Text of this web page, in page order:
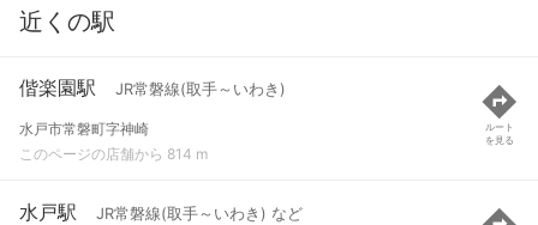
近くの駅
偕楽園駅 JR常磐線(取手～いわき)
水戸市常磐町字神崎
このページの店舗から 814 m
ルート
を見る
水戸駅 JR常磐線(取手～いわき) など